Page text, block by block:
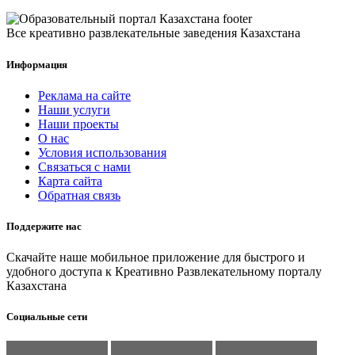
Все креативно развлекательные заведения Казахстана
Информация
Реклама на сайте
Наши услуги
Наши проекты
О нас
Условия использования
Связаться с нами
Карта сайта
Обратная связь
Поддержите нас
Скачайте наше мобильное приложение для быстрого и
удобного доступа к Креативно Развлекательному порталу
Казахстана
Социальные сети